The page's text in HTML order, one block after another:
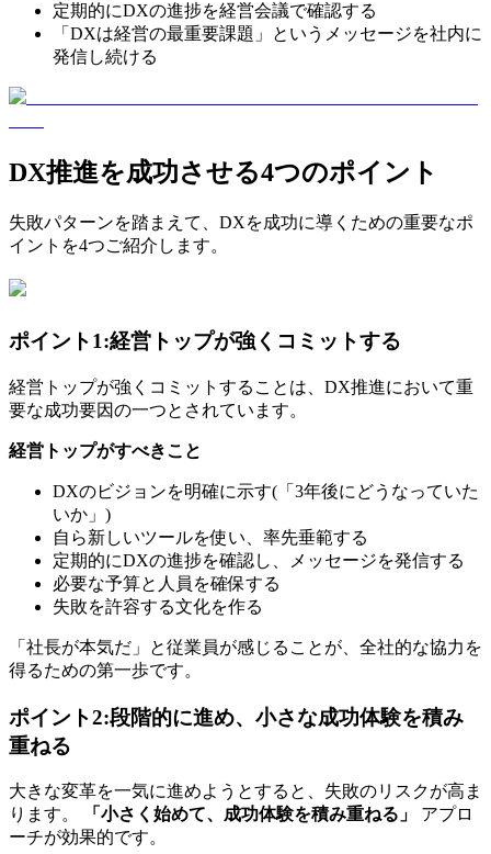
定期的にDXの進捗を経営会議で確認する
「DXは経営の最重要課題」というメッセージを社内に
発信し続ける
DX推進を成功させる4つのポイント
失敗パターンを踏まえて、DXを成功に導くための重要なポ
イントを4つご紹介します。
ポイント1:経営トップが強くコミットする
経営トップが強くコミットすることは、DX推進において重
要な成功要因の一つとされています。
経営トップがすべきこと
DXのビジョンを明確に示す(「3年後にどうなっていた
いか」)
自ら新しいツールを使い、率先垂範する
定期的にDXの進捗を確認し、メッセージを発信する
必要な予算と人員を確保する
失敗を許容する文化を作る
「社長が本気だ」と従業員が感じることが、全社的な協力を
得るための第一歩です。
ポイント2:段階的に進め、小さな成功体験を積み
重ねる
大きな変革を一気に進めようとすると、失敗のリスクが高ま
ります。
「小さく始めて、成功体験を積み重ねる」
アプロ
ーチが効果的です。